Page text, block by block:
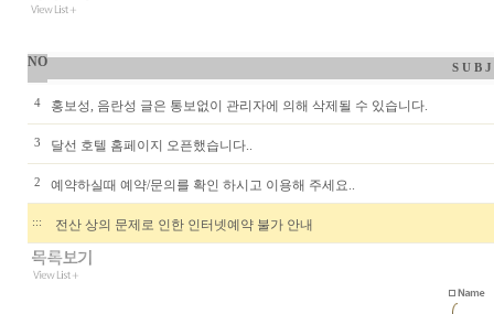
NO S U B
4 홍보성, 음란성 글은 통보없이 관리자에 의해 삭제될 수 있습니다.
3 달선 호텔 홈페이지 오픈했습니다..
2 예약하실때 예약/문의를 확인 하시고 이용해 주세요..
::: 전산 상의 문제로 인한 인터넷예약 불가 안내